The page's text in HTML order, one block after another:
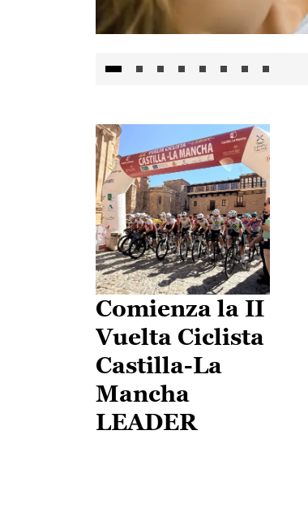
Comienza la II
Vuelta Ciclista
Castilla-La
Mancha
LEADER